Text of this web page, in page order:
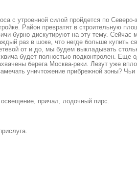
с утроенной силой пройдется по
Район превратят в строительную
бурно дискутируют на эту тему.
раз в шоке, что негде больше купить
от и до, мы будем выкладывать
будет полностью подконтролен.
берега Москва-реки. Лезут уже
уничтожение прибрежной зоны?
причал, лодочный пирс.